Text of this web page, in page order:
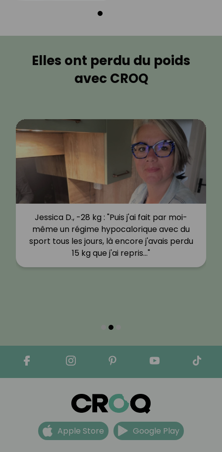
Elles ont perdu du poids
avec CROQ
Jessica D., -28 kg : "Puis j'ai fait par moi-
même un régime hypocalorique avec du
sport tous les jours, là encore j'avais perdu
15 kg que j'ai repris…"
Apple Store Google Play